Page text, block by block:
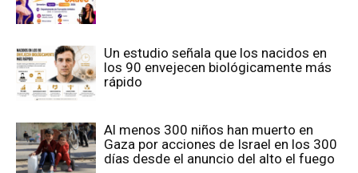
Un estudio señala que los nacidos en
los 90 envejecen biológicamente más
rápido
Al menos 300 niños han muerto en
Gaza por acciones de Israel en los 300
días desde el anuncio del alto el fuego